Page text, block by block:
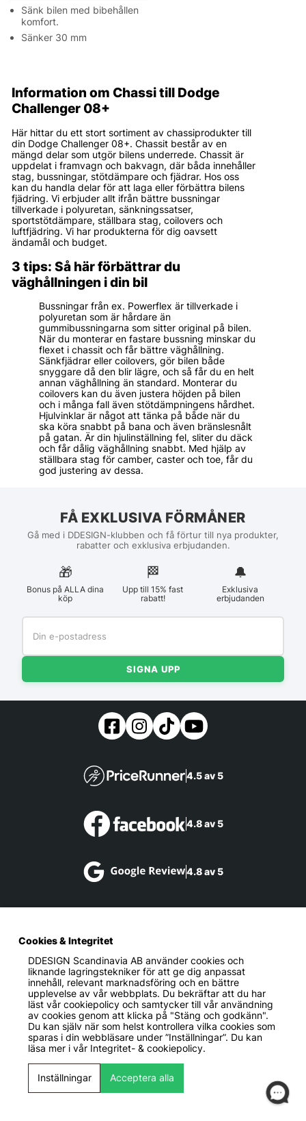
Sänk bilen med bibehållen
komfort.
Sänker 30 mm
Information om Chassi till Dodge
Challenger 08+
Här hittar du ett stort sortiment av chassiprodukter till
din Dodge Challenger 08+. Chassit består av en
mängd delar som utgör bilens underrede. Chassit är
uppdelat i framvagn och bakvagn, där båda innehåller
stag, bussningar, stötdämpare och fjädrar. Hos oss
kan du handla delar för att laga eller förbättra bilens
fjädring. Vi erbjuder allt ifrån bättre bussningar
tillverkade i polyuretan, sänkningssatser,
sportstötdämpare, ställbara stag, coilovers och
luftfjädring. Vi har produkterna för dig oavsett
ändamål och budget.
3 tips: Så här förbättrar du
väghållningen i din bil
Bussningar från ex. Powerflex är tillverkade i
polyuretan som är hårdare än
gummibussningarna som sitter original på bilen.
När du monterar en fastare bussning minskar du
flexet i chassit och får bättre väghållning.
Sänkfjädrar eller coilovers, gör bilen både
snyggare då den blir lägre, och så får du en helt
annan väghållning än standard. Monterar du
coilovers kan du även justera höjden på bilen
och i många fall även stötdämpningens hårdhet.
Hjulvinklar är något att tänka på både när du
ska köra snabbt på bana och även bränslesnålt
på gatan. Är din hjulinställning fel, sliter du däck
och får dålig väghållning snabbt. Med hjälp av
ställbara stag för camber, caster och toe, får du
god justering av dessa.
FÅ EXKLUSIVA FÖRMÅNER
Gå med i DDESIGN-klubben och få förtur till nya produkter,
rabatter och exklusiva erbjudanden.
🎁
Bonus på ALLA dina
köp
🏁︎
Upp till 15% fast
rabatt!
🔔
Exklusiva
erbjudanden
SIGNA UPP
4.5 av 5
4.8 av 5
4.8 av 5
Shopping
Kundservice
Information
Cookies & Integritet
DDESIGN Scandinavia ABanvänder cookies och
liknande lagringstekniker för att ge dig anpassat
innehåll, relevant marknadsföring och en bättre
upplevelse av vår webbplats. Du bekräftar att du har
läst vår cookiepolicy och samtycker till vår användning
av cookies genom att klicka på "Stäng och godkänn".
Du kan själv när som helst kontrollera vilka cookies som
sparas i din webbläsare under ”Inställningar”. Du kan
läsa mer i vår Integritet- & cookiepolicy.
Inställningar Acceptera alla